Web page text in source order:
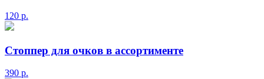
120 р.
Стоппер для очков в ассортименте
390 р.